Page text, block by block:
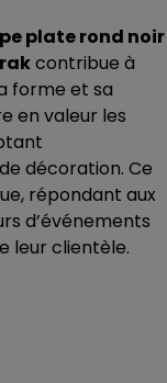
plate rond noir
contribue à
forme et sa
en valeur les
décoration. Ce
répondant aux
d’événements
leur clientèle.